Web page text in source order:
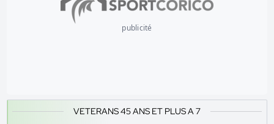
publicité
VETERANS 45 ANS ET PLUS A 7